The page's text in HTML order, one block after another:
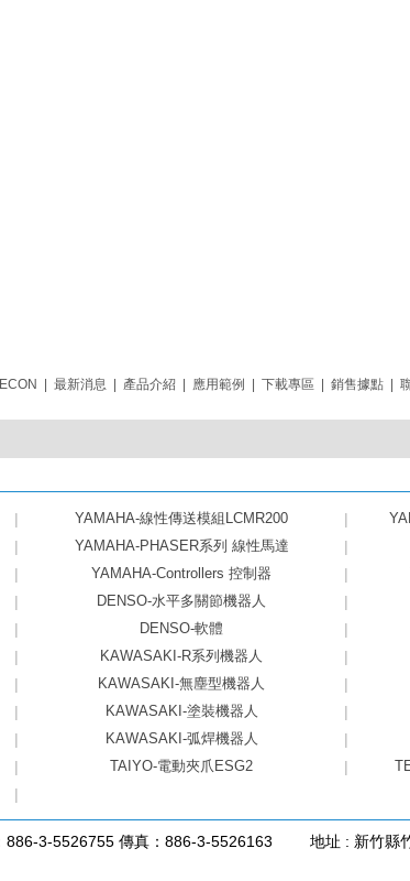
最新消息 產品介紹 應用範例 下載專區 銷售據點
| YAMAHA-線性傳送模組LCMR200 |
| YAMAHA-PHASER系列 線性馬達 |
| YAMAHA-Controllers 控制器 |
| DENSO-水平多關節機器人 |
| DENSO-軟體 |
| KAWASAKI-R系列機器人 |
| KAWASAKI-無塵型機器人 |
| KAWASAKI-塗裝機器人 |
| KAWASAKI-弧焊機器人 |
| TAIYO-電動夾爪ESG2 |
|
886-3-5526755 傳真：886-3-5526163 地址 : 新竹縣